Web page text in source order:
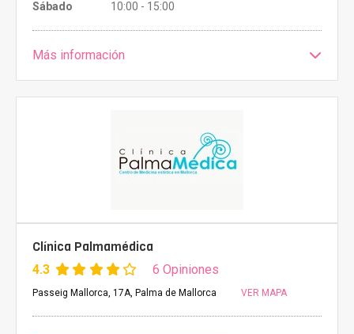
Sábado 10:00 - 15:00
Más información
Clínica Palmamédica
4.3 6 Opiniones
Passeig Mallorca, 17A, Palma de Mallorca VER MAPA